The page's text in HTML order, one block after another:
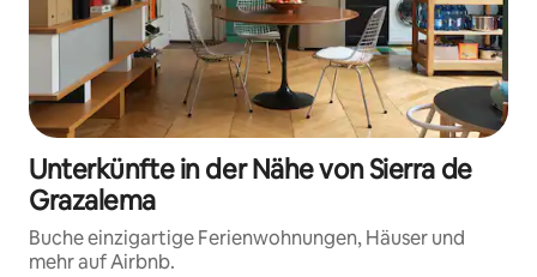
Unterkünfte in der Nähe von Sierra de
Grazalema
Buche einzigartige Ferienwohnungen, Häuser und
mehr auf Airbnb.